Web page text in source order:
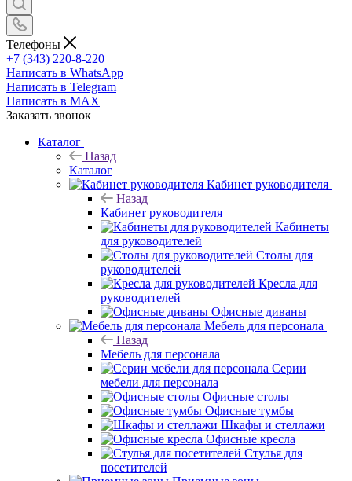
Телефоны
+7 (343) 220-8-220
Написать в WhatsApp
Написать в Telegram
Написать в MAX
Заказать звонок
Каталог
Назад
Каталог
Кабинет руководителя
Назад
Кабинет руководителя
Кабинеты
для руководителей
Столы для
руководителей
Кресла для
руководителей
Офисные диваны
Мебель для персонала
Назад
Мебель для персонала
Серии
мебели для персонала
Офисные столы
Офисные тумбы
Шкафы и стеллажи
Офисные кресла
Стулья для
посетителей